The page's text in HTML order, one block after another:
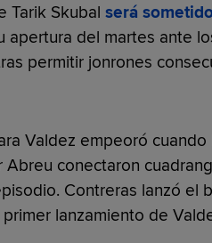
Tarik Skubal será
apertura del martes ante
permitir jonrones
Valdez empeoró cuando
conectaron
Contreras lanzó el
lanzamiento de